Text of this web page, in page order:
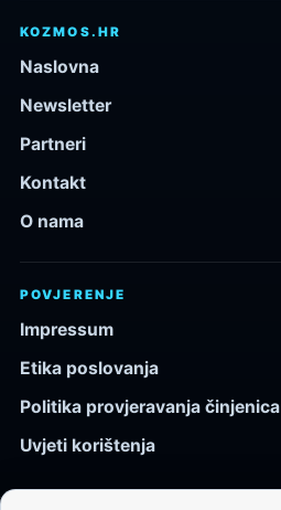
KOZMOS.HR
Naslovna
Newsletter
Partneri
Kontakt
O nama
POVJERENJE
Impressum
Etika poslovanja
Politika provjeravanja činjenica
Uvjeti korištenja